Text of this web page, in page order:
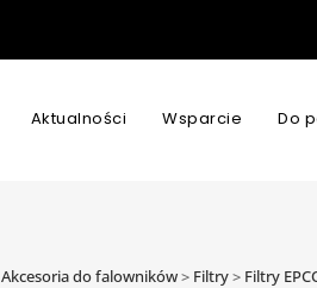
Aktualności Wsparcie Do
Akcesoria do falowników> Filtry> Filtry